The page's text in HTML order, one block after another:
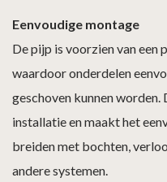
Eenvoudige montage
De pijp is voorzien van een
waardoor onderdelen
geschoven kunnen
installatie en maakt het
breiden met bochten,
andere systemen.